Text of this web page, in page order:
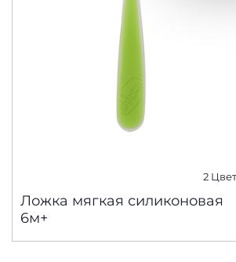
2
Ложка мягкая силиконовая
6м+